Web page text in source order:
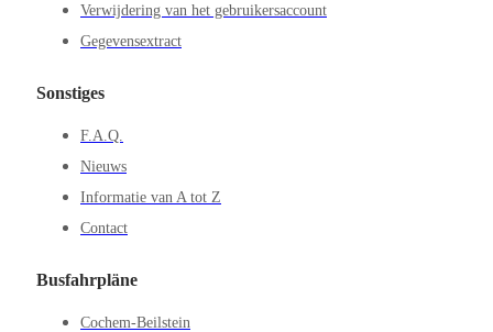
Verwijdering van het gebruikersaccount
Gegevensextract
Sonstiges
F.A.Q.
Nieuws
Informatie van A tot Z
Contact
Busfahrpläne
Cochem-Beilstein